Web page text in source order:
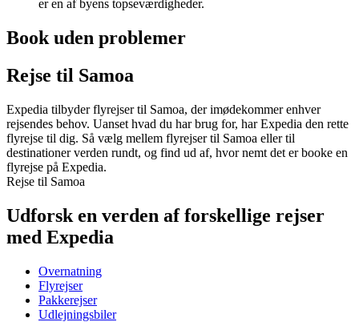
er en af byens topseværdigheder.
Book uden problemer
Rejse til Samoa
Expedia tilbyder flyrejser til Samoa, der imødekommer enhver
rejsendes behov. Uanset hvad du har brug for, har Expedia den rette
flyrejse til dig. Så vælg mellem flyrejser til Samoa eller til
destinationer verden rundt, og find ud af, hvor nemt det er booke en
flyrejse på Expedia.
Rejse til Samoa
Udforsk en verden af forskellige rejser
med Expedia
Overnatning
Flyrejser
Pakkerejser
Udlejningsbiler